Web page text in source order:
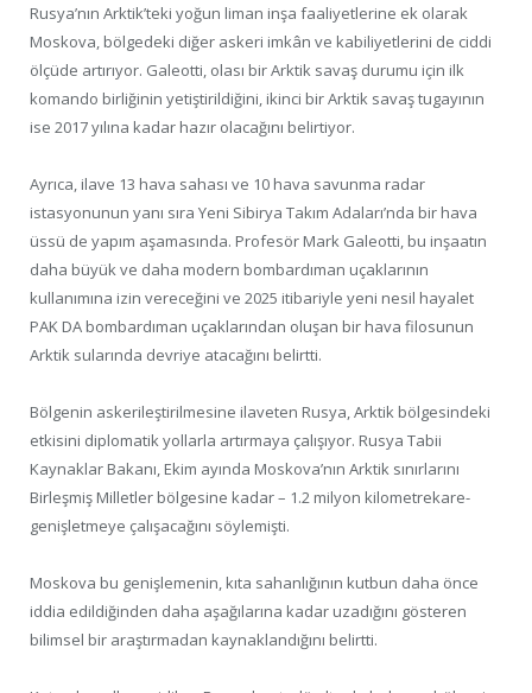
Rusya’nın Arktik’teki yoğun liman inşa faaliyetlerine ek olarak
Moskova, bölgedeki diğer askeri imkân ve kabiliyetlerini de ciddi
ölçüde artırıyor. Galeotti, olası bir Arktik savaş durumu için ilk
komando birliğinin yetiştirildiğini, ikinci bir Arktik savaş tugayının
ise 2017 yılına kadar hazır olacağını belirtiyor.
Ayrıca, ilave 13 hava sahası ve 10 hava savunma radar
istasyonunun yanı sıra Yeni Sibirya Takım Adaları’nda bir hava
üssü de yapım aşamasında. Profesör Mark Galeotti, bu inşaatın
daha büyük ve daha modern bombardıman uçaklarının
kullanımına izin vereceğini ve 2025 itibariyle yeni nesil hayalet
PAK DA bombardıman uçaklarından oluşan bir hava filosunun
Arktik sularında devriye atacağını belirtti.
Bölgenin askerileştirilmesine ilaveten Rusya, Arktik bölgesindeki
etkisini diplomatik yollarla artırmaya çalışıyor. Rusya Tabii
Kaynaklar Bakanı, Ekim ayında Moskova’nın Arktik sınırlarını
Birleşmiş Milletler bölgesine kadar – 1.2 milyon kilometrekare-
genişletmeye çalışacağını söylemişti.
Moskova bu genişlemenin, kıta sahanlığının kutbun daha önce
iddia edildiğinden daha aşağılarına kadar uzadığını gösteren
bilimsel bir araştırmadan kaynaklandığını belirtti.